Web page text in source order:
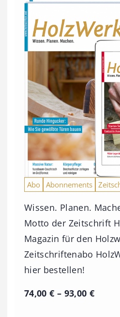
Abo Abonnements
Wissen. Planen.
Motto der Zeitschrift
Magazin für den
Zeitschriftenabo
hier bestellen!
74,00€ – 93,00 €P